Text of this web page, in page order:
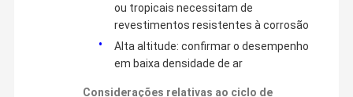
Fonte de ar de autocarro
Pads de travagem de autocarro
ou tropicais necessitam de
revestimentos resistentes à corrosão
Alta altitude: confirmar o desempenho
em baixa densidade de ar
Considerações relativas ao ciclo de